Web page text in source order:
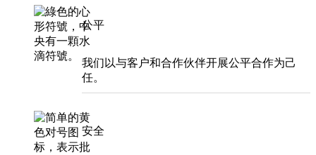
公平
我们以与客户和合作伙伴开展公平合作为己
任。
安全